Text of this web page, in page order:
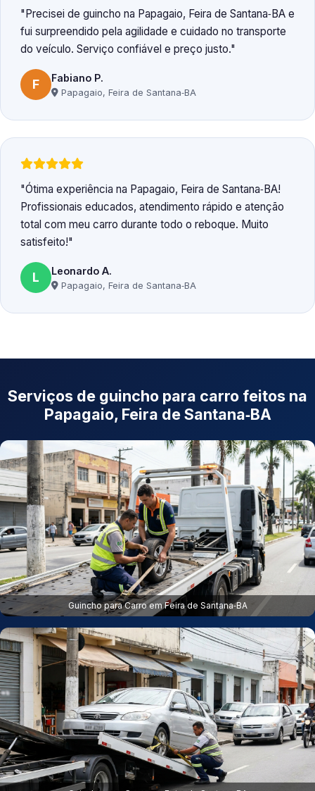
Precisei de guincho na Papagaio, Feira de Santana‑BA e
fui surpreendido pela agilidade e cuidado no transporte
do veículo. Serviço confiável e preço justo.
F Fabiano P.
Papagaio, Feira de Santana‑BA
Ótima experiência na Papagaio, Feira de Santana‑BA!
Profissionais educados, atendimento rápido e atenção
total com meu carro durante todo o reboque. Muito
satisfeito!
L Leonardo A.
Papagaio, Feira de Santana‑BA
Serviços de guincho para carro feitos na
Papagaio, Feira de Santana‑BA
Guincho para Carro em Feira de Santana‑BA